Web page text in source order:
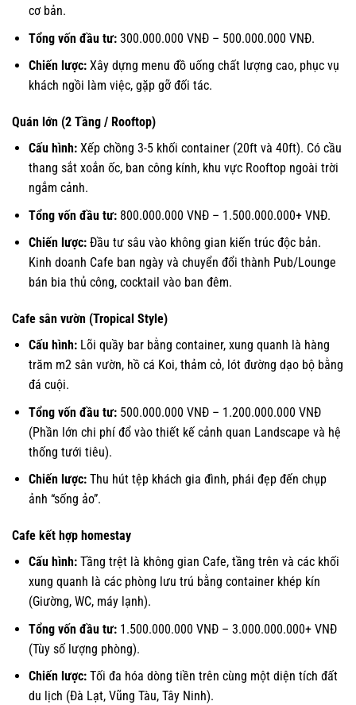
cơ bản.
Tổng vốn đầu tư:300.000.000 VNĐ – 500.000.000 VNĐ.
Chiến lược:Xây dựng menu đồ uống chất lượng cao, phục vụ
khách ngồi làm việc, gặp gỡ đối tác.
Quán lớn (2 Tầng / Rooftop)
Cấu hình:Xếp chồng 3-5 khối container (20ft và 40ft). Có cầu
thang sắt xoắn ốc, ban công kính, khu vực Rooftop ngoài trời
ngắm cảnh.
Tổng vốn đầu tư:800.000.000 VNĐ – 1.500.000.000+ VNĐ.
Chiến lược:Đầu tư sâu vào không gian kiến trúc độc bản.
Kinh doanh Cafe ban ngày và chuyển đổi thành Pub/Lounge
bán bia thủ công, cocktail vào ban đêm.
Cafe sân vườn (Tropical Style)
Cấu hình:Lõi quầy bar bằng container, xung quanh là hàng
trăm m2 sân vườn, hồ cá Koi, thảm cỏ, lót đường dạo bộ bằng
đá cuội.
Tổng vốn đầu tư:500.000.000 VNĐ – 1.200.000.000 VNĐ
(Phần lớn chi phí đổ vào thiết kế cảnh quan Landscape và hệ
thống tưới tiêu).
Chiến lược:Thu hút tệp khách gia đình, phái đẹp đến chụp
ảnh “sống ảo”.
Cafe kết hợp homestay
Cấu hình:Tầng trệt là không gian Cafe, tầng trên và các khối
xung quanh là các phòng lưu trú bằng container khép kín
(Giường, WC, máy lạnh).
Tổng vốn đầu tư:1.500.000.000 VNĐ – 3.000.000.000+ VNĐ
(Tùy số lượng phòng).
Chiến lược:Tối đa hóa dòng tiền trên cùng một diện tích đất
du lịch (Đà Lạt, Vũng Tàu, Tây Ninh).